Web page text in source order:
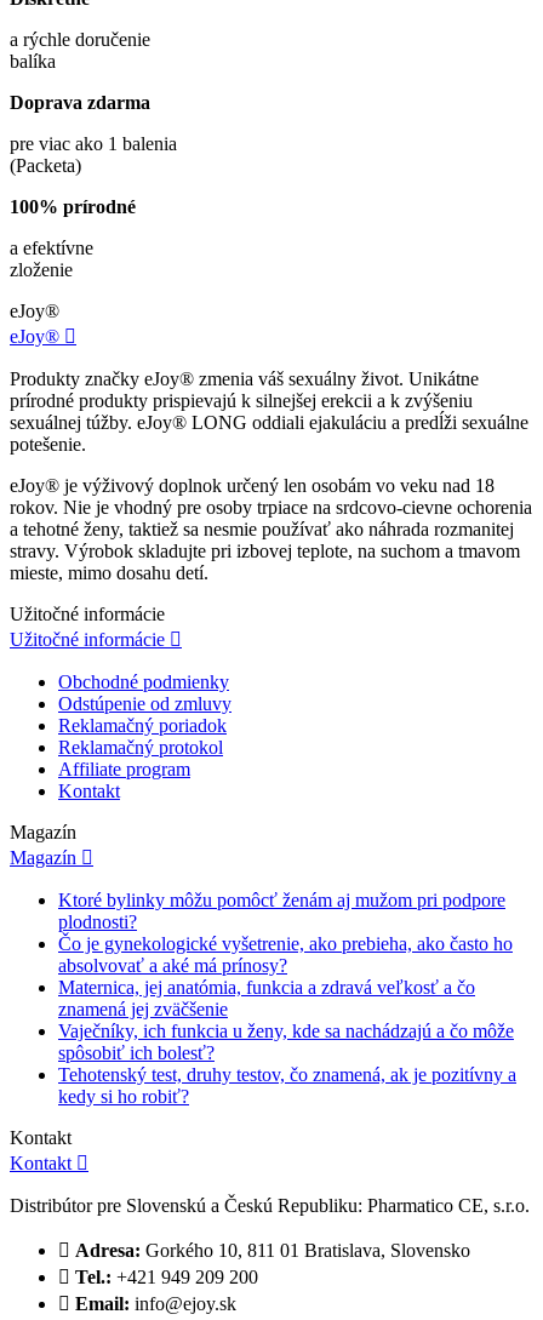
a rýchle doručenie
balíka
Doprava zdarma
pre viac ako 1 balenia
(Packeta)
100% prírodné
a efektívne
zloženie
eJoy®
eJoy® 
Produkty značky eJoy® zmenia váš sexuálny život. Unikátne
prírodné produkty prispievajú k silnejšej erekcii a k zvýšeniu
sexuálnej túžby. eJoy® LONG oddiali ejakuláciu a predĺži sexuálne
potešenie.
eJoy® je výživový doplnok určený len osobám vo veku nad 18
rokov. Nie je vhodný pre osoby trpiace na srdcovo-cievne ochorenia
a tehotné ženy, taktiež sa nesmie používať ako náhrada rozmanitej
stravy. Výrobok skladujte pri izbovej teplote, na suchom a tmavom
mieste, mimo dosahu detí.
Užitočné informácie
Užitočné informácie 
Obchodné podmienky
Odstúpenie od zmluvy
Reklamačný poriadok
Reklamačný protokol
Affiliate program
Kontakt
Magazín
Magazín 
Ktoré bylinky môžu pomôcť ženám aj mužom pri podpore
plodnosti?
Čo je gynekologické vyšetrenie, ako prebieha, ako často ho
absolvovať a aké má prínosy?
Maternica, jej anatómia, funkcia a zdravá veľkosť a čo
znamená jej zväčšenie
Vaječníky, ich funkcia u ženy, kde sa nachádzajú a čo môže
spôsobiť ich bolesť?
Tehotenský test, druhy testov, čo znamená, ak je pozitívny a
kedy si ho robiť?
Kontakt
Kontakt 
Distribútor pre Slovenskú a Českú Republiku: Pharmatico CE, s.r.o.
 Adresa: Gorkého 10, 811 01 Bratislava, Slovensko
 Tel.: +421 949 209 200
 Email: info@ejoy.sk